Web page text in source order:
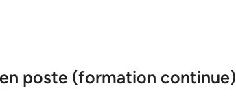
poste (formation continue)